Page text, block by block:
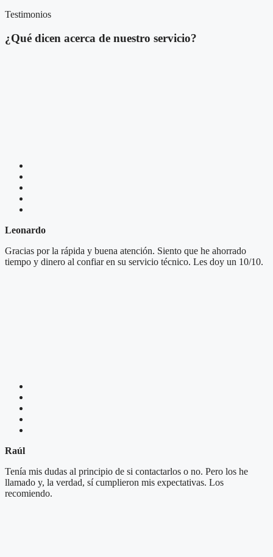
Testimonios
¿Qué dicen acerca de nuestro servicio?
Leonardo
Gracias por la rápida y buena atención. Siento que he ahorrado
tiempo y dinero al confiar en su servicio técnico. Les doy un 10/10.
Raúl
Tenía mis dudas al principio de si contactarlos o no. Pero los he
llamado y, la verdad, sí cumplieron mis expectativas. Los
recomiendo.